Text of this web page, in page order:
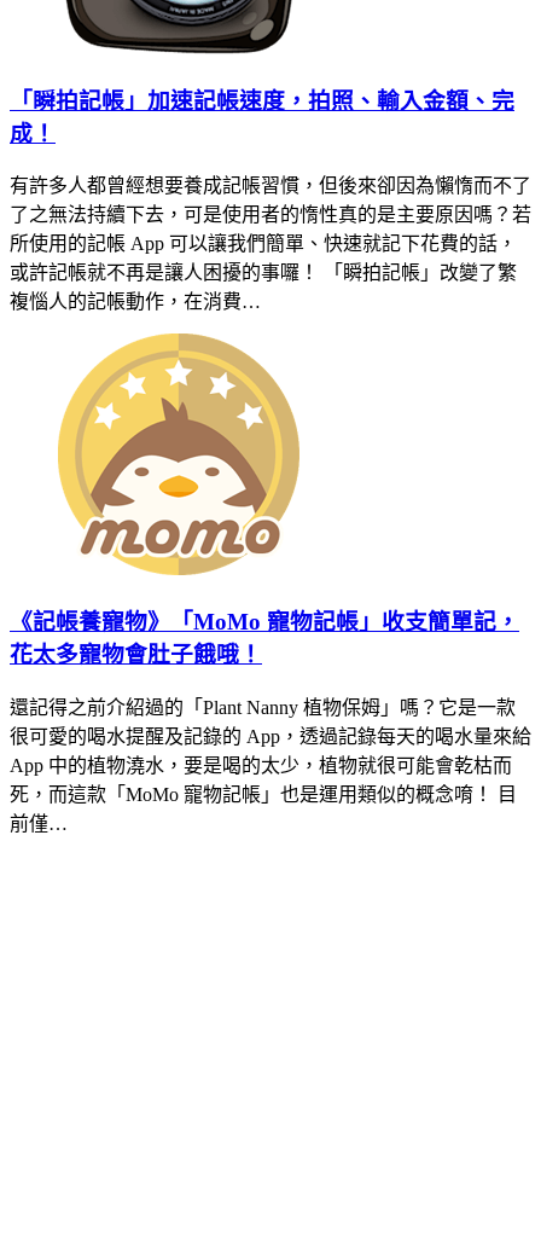
「瞬拍記帳」加速記帳速度，拍照、輸入金額、完
成！
有許多人都曾經想要養成記帳習慣，但後來卻因為懶惰而不了
了之無法持續下去，可是使用者的惰性真的是主要原因嗎？若
所使用的記帳 App 可以讓我們簡單、快速就記下花費的話，
或許記帳就不再是讓人困擾的事囉！ 「瞬拍記帳」改變了繁
複惱人的記帳動作，在消費…
《記帳養寵物》「MoMo 寵物記帳」收支簡單記，
花太多寵物會肚子餓哦！
還記得之前介紹過的「Plant Nanny 植物保姆」嗎？它是一款
很可愛的喝水提醒及記錄的 App，透過記錄每天的喝水量來給
App 中的植物澆水，要是喝的太少，植物就很可能會乾枯而
死，而這款「MoMo 寵物記帳」也是運用類似的概念唷！ 目
前僅…